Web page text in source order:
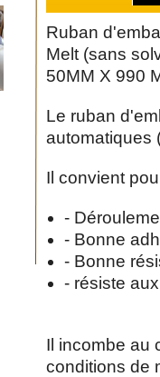
Ruban
Melt (sans
50MM X 990
Le ruban
automatiques
Il convient
-
- Bonne
- Bonne
- résiste
Il incombe au
conditions de